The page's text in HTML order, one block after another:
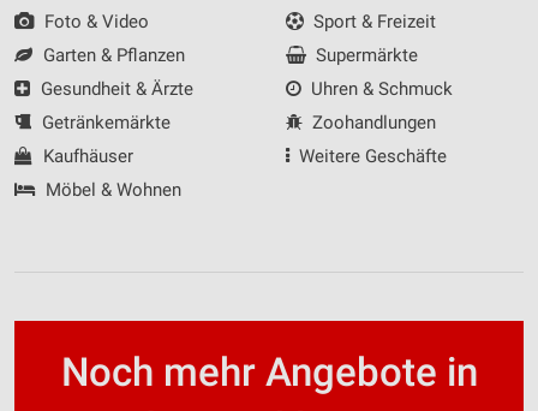
Foto & Video
Garten & Pflanzen
Gesundheit & Ärzte
Getränkemärkte
Kaufhäuser
Möbel & Wohnen
Sport & Freizeit
Supermärkte
Uhren & Schmuck
Zoohandlungen
Weitere Geschäfte
Noch mehr Angebote in